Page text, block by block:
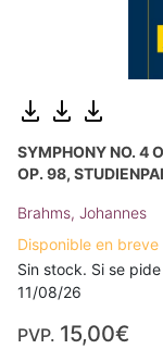
SYMPHONY NO. 4
OP. 98,
Brahms, Johannes
Disponible en breve
Sin stock. Si se
11/08/26
PVP. 15,00€